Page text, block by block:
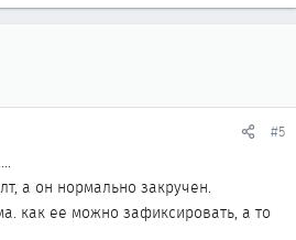
#5
а он нормально закручен.
как ее можно зафиксировать, а то